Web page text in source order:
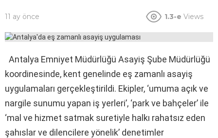
11 ay önce 1.3-e Views
Antalya Emniyet Müdürlüğü Asayiş Şube Müdürlüğü
koordinesinde, kent genelinde eş zamanlı asayiş
uygulamaları gerçekleştirildi. Ekipler, ‘umuma açık ve
nargile sunumu yapan iş yerleri’, ‘park ve bahçeler’ ile
‘mal ve hizmet satmak suretiyle halkı rahatsız eden
şahıslar ve dilencilere yönelik’ denetimler